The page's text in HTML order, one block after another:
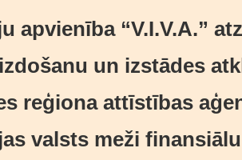
apvienība “V.I.V.A.”
un izstādes
reģiona attīstības
valsts meži